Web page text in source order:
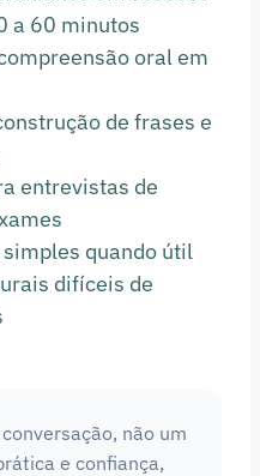
a 60 minutos
oral em
de frases e
entrevistas de
quando útil
difíceis de
não um
e confiança,